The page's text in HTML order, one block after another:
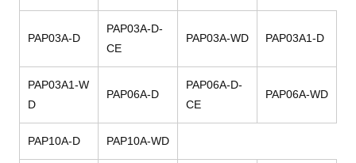
PAP03A-D
PAP03A-D-
CE
PAP03A-WD PAP03A1-D
PAP03A1-W
D
PAP06A-D
PAP06A-D-
CE
PAP06A-WD
PAP10A-D PAP10A-WD